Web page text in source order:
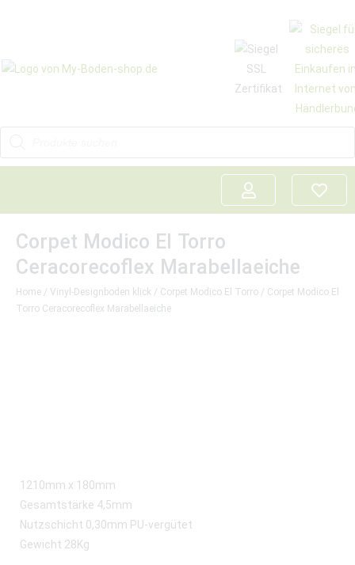
Corpet Modico El Torro
Ceracorecoflex Marabellaeiche
Home / Vinyl-Designboden klick / Corpet Modico El Torro / Corpet Modico El
Torro Ceracorecoflex Marabellaeiche
1210mm x 180mm
Gesamtstärke 4,5mm
Nutzschicht 0,30mm PU-vergütet
Gewicht 28Kg